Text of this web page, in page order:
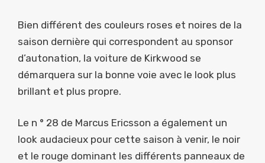
Bien différent des couleurs roses et noires de la
saison dernière qui correspondent au sponsor
d’autonation, la voiture de Kirkwood se
démarquera sur la bonne voie avec le look plus
brillant et plus propre.
Le n ° 28 de Marcus Ericsson a également un
look audacieux pour cette saison à venir, le noir
et le rouge dominant les différents panneaux de